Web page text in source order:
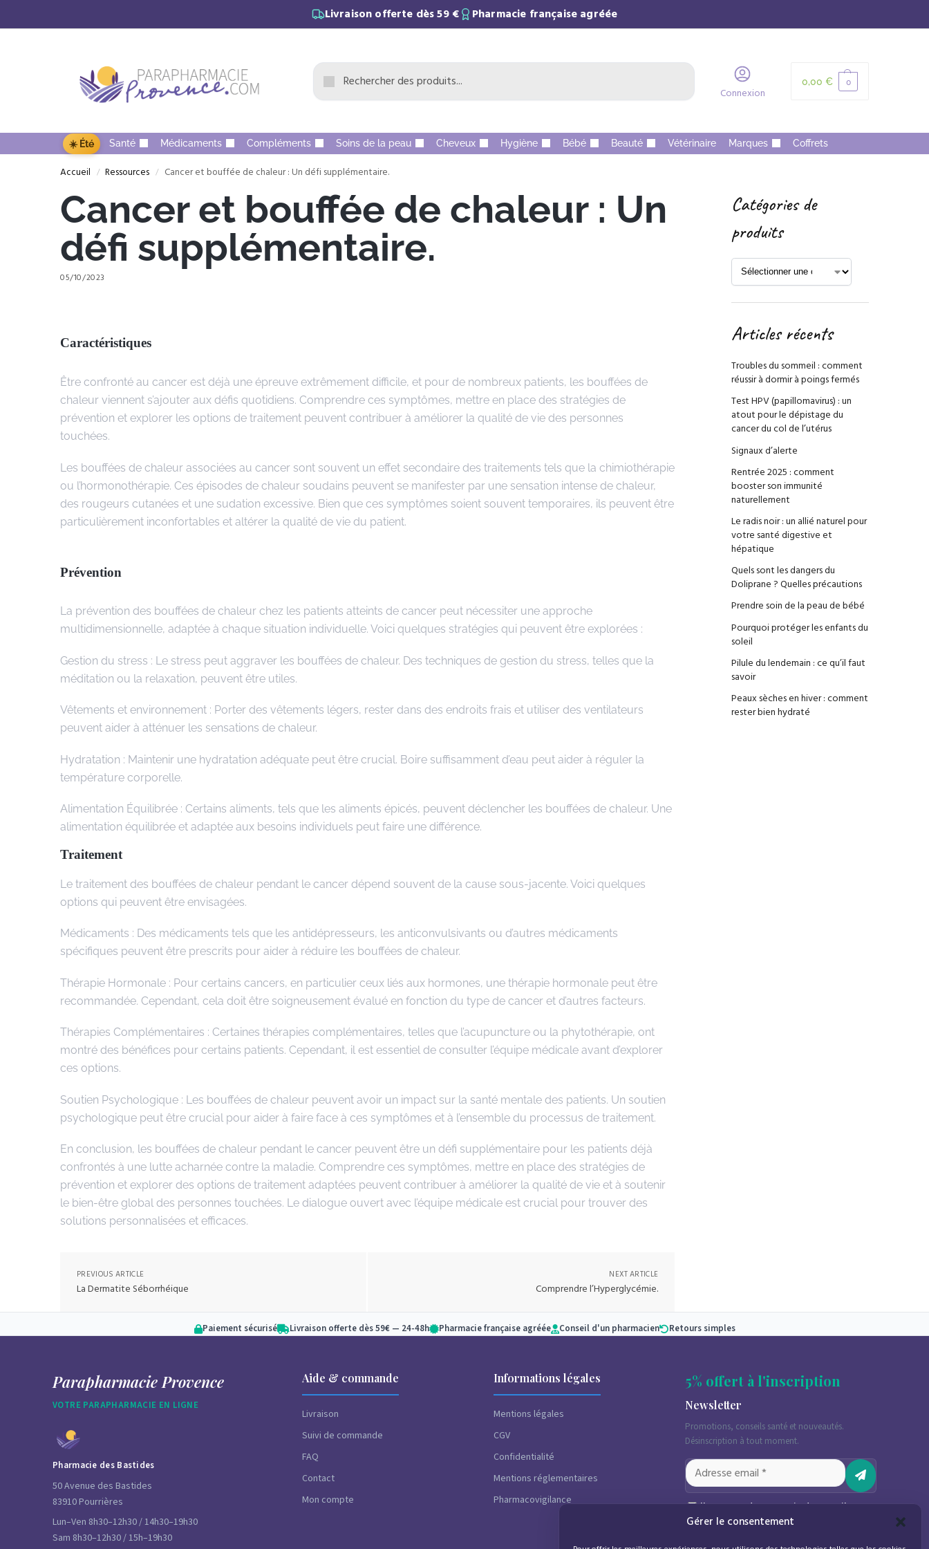
Gérer le consentement
Livraison offerte dès 59 € Pharmacie française agréée
Connexion
0,00 € 0
☀️ Été Santé Médicaments Compléments Soins de la peau Cheveux Hygiène Bébé Beauté Vétérinaire Marques Coffrets
Accueil / Ressources / Cancer et bouffée de chaleur : Un défi supplémentaire.
Cancer et bouffée de chaleur : Un
défi supplémentaire.
05/10/2023
Caractéristiques
Être confronté au cancer est déjà une épreuve extrêmement difficile, et pour de nombreux patients, les bouffées de
chaleur viennent s’ajouter aux défis quotidiens. Comprendre ces symptômes, mettre en place des stratégies de
prévention et explorer les options de traitement peuvent contribuer à améliorer la qualité de vie des personnes
touchées.
Les bouffées de chaleur associées au cancer sont souvent un effet secondaire des traitements tels que la chimiothérapie
ou l’hormonothérapie. Ces épisodes de chaleur soudains peuvent se manifester par une sensation intense de chaleur,
des rougeurs cutanées et une sudation excessive. Bien que ces symptômes soient souvent temporaires, ils peuvent être
particulièrement inconfortables et altérer la qualité de vie du patient.
Prévention
La prévention des bouffées de chaleur chez les patients atteints de cancer peut nécessiter une approche
multidimensionnelle, adaptée à chaque situation individuelle. Voici quelques stratégies qui peuvent être explorées :
Gestion du stress : Le stress peut aggraver les bouffées de chaleur. Des techniques de gestion du stress, telles que la
méditation ou la relaxation, peuvent être utiles.
Vêtements et environnement : Porter des vêtements légers, rester dans des endroits frais et utiliser des ventilateurs
peuvent aider à atténuer les sensations de chaleur.
Hydratation : Maintenir une hydratation adéquate peut être crucial. Boire suffisamment d’eau peut aider à réguler la
température corporelle.
Alimentation Équilibrée : Certains aliments, tels que les aliments épicés, peuvent déclencher les bouffées de chaleur. Une
alimentation équilibrée et adaptée aux besoins individuels peut faire une différence.
Traitement
Le traitement des bouffées de chaleur pendant le cancer dépend souvent de la cause sous-jacente. Voici quelques
options qui peuvent être envisagées.
Médicaments : Des médicaments tels que les antidépresseurs, les anticonvulsivants ou d’autres médicaments
spécifiques peuvent être prescrits pour aider à réduire les bouffées de chaleur.
Thérapie Hormonale : Pour certains cancers, en particulier ceux liés aux hormones, une thérapie hormonale peut être
recommandée. Cependant, cela doit être soigneusement évalué en fonction du type de cancer et d’autres facteurs.
Thérapies Complémentaires : Certaines thérapies complémentaires, telles que l’acupuncture ou la phytothérapie, ont
montré des bénéfices pour certains patients. Cependant, il est essentiel de consulter l’équipe médicale avant d’explorer
ces options.
Soutien Psychologique : Les bouffées de chaleur peuvent avoir un impact sur la santé mentale des patients. Un soutien
psychologique peut être crucial pour aider à faire face à ces symptômes et à l’ensemble du processus de traitement.
En conclusion, les bouffées de chaleur pendant le cancer peuvent être un défi supplémentaire pour les patients déjà
confrontés à une lutte acharnée contre la maladie. Comprendre ces symptômes, mettre en place des stratégies de
prévention et explorer des options de traitement adaptées peuvent contribuer à améliorer la qualité de vie et à soutenir
le bien-être global des personnes touchées. Le dialogue ouvert avec l’équipe médicale est crucial pour trouver des
solutions personnalisées et efficaces.
PREVIOUS ARTICLE
La Dermatite Séborrhéique
NEXT ARTICLE
Comprendre l’Hyperglycémie.
Catégories de
produits
Articles récents
Troubles du sommeil : comment
réussir à dormir à poings fermés
Test HPV (papillomavirus) : un
atout pour le dépistage du
cancer du col de l’utérus
Signaux d’alerte
Rentrée 2025 : comment
booster son immunité
naturellement
Le radis noir : un allié naturel pour
votre santé digestive et
hépatique
Quels sont les dangers du
Doliprane ? Quelles précautions
Prendre soin de la peau de bébé
Pourquoi protéger les enfants du
soleil
Pilule du lendemain : ce qu’il faut
savoir
Peaux sèches en hiver : comment
rester bien hydraté
Paiement sécurisé Livraison offerte dès 59€ — 24-48h Pharmacie française agréée Conseil d'un pharmacien Retours simples
Parapharmacie Provence
VOTRE PARAPHARMACIE EN LIGNE
Pharmacie des Bastides
50 Avenue des Bastides
83910 Pourrières
Lun–Ven 8h30–12h30 / 14h30–19h30
Sam 8h30–12h30 / 15h–19h30
Aide & commande
Livraison
Suivi de commande
FAQ
Contact
Mon compte
Informations légales
Mentions légales
CGV
Confidentialité
Mentions réglementaires
Pharmacovigilance
5% offert à l'inscription
Newsletter
Promotions, conseils santé et nouveautés.
Désinscription à tout moment.
J'accepte de recevoir des emails
marketing conformément à la